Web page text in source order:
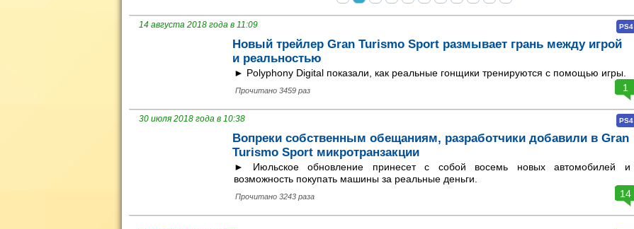
14 августа 2018 года в 11:09 PS4
Новый трейлер Gran Turismo Sport размывает грань между игрой
и реальностью
► Polyphony Digital показали, как реальные гонщики тренируются с помощью игры.
Прочитано 3459 раз 1
30 июля 2018 года в 10:38 PS4
Вопреки собственным обещаниям, разработчики добавили в Gran
Turismo Sport микротранзакции
► Июльское обновление принесет с собой восемь новых автомобилей и
возможность покупать машины за реальные деньги.
Прочитано 3243 раза 14